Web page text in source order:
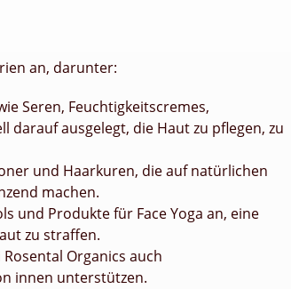
an, darunter:
Seren, Feuchtigkeitscremes,
darauf ausgelegt, die Haut zu pflegen, zu
und Haarkuren, die auf natürlichen
machen.
und Produkte für Face Yoga an, eine
zu straffen.
Organics auch
innen unterstützen.